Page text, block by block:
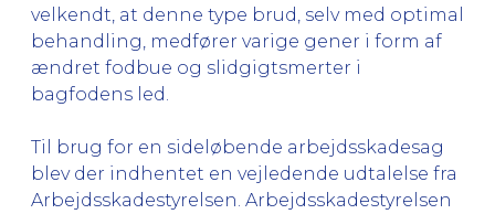
velkendt, at denne type brud, selv med optimal
behandling, medfører varige gener i form af
ændret fodbue og slidgigtsmerter i
bagfodens led.
Til brug for en sideløbende arbejdsskadesag
blev der indhentet en vejledende udtalelse fra
Arbejdsskadestyrelsen. Arbejdsskadestyrelsen